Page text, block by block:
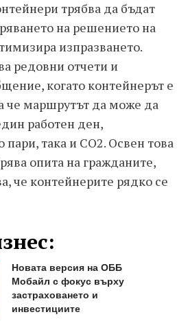
трябва да бъдат
на решението на
изпразването.
редовни отчети и
когато контейнерът е
че маршрутът да може да
работен ден,
пари, така и CO2. Освен това
опита на гражданите,
че контейнерите рядко се
Новата версия на ОББ
Мобайл с фокус върху
застраховането и
инвестициите